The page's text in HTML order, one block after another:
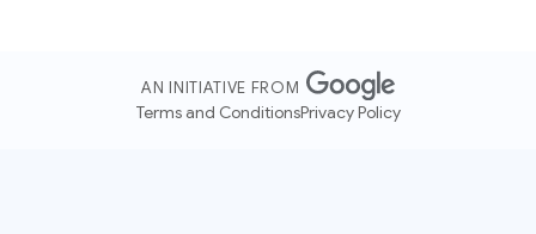
AN INITIATIVE FROM
Terms and ConditionsPrivacy Policy